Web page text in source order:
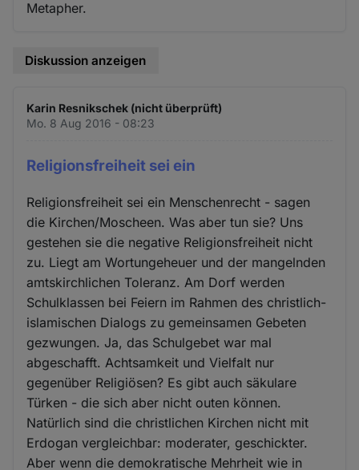
Metapher.
Diskussion anzeigen
Karin Resnikschek (nicht überprüft)
Mo. 8 Aug 2016 - 08:23
Religionsfreiheit sei ein
Religionsfreiheit sei ein Menschenrecht - sagen
die Kirchen/Moscheen. Was aber tun sie? Uns
gestehen sie die negative Religionsfreiheit nicht
zu. Liegt am Wortungeheuer und der mangelnden
amtskirchlichen Toleranz. Am Dorf werden
Schulklassen bei Feiern im Rahmen des christlich-
islamischen Dialogs zu gemeinsamen Gebeten
gezwungen. Ja, das Schulgebet war mal
abgeschafft. Achtsamkeit und Vielfalt nur
gegenüber Religiösen? Es gibt auch säkulare
Türken - die sich aber nicht outen können.
Natürlich sind die christlichen Kirchen nicht mit
Erdogan vergleichbar: moderater, geschickter.
Aber wenn die demokratische Mehrheit wie in